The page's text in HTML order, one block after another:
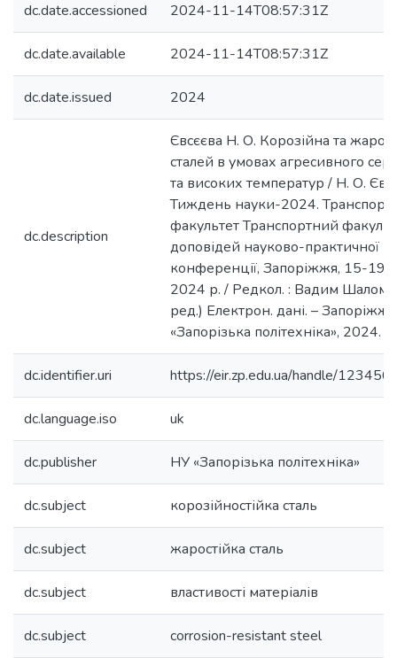
dc.date.accessioned 2024-11-14T08:57:31Z
dc.date.available 2024-11-14T08:57:31Z
dc.date.issued 2024
dc.description
Євсєєва Н. О. Корозійна та
сталей в умовах агресивного
та високих температур / Н. О.
Тиждень науки-2024.
факультет Транспортний
доповідей науково-практичної
конференції, Запоріжжя, 15-19
2024 р. / Редкол. : Вадим
ред.) Електрон. дані. –
«Запорізька політехніка», 2024.
dc.identifier.uri https://eir.zp.edu.ua/handle/
dc.language.iso uk
dc.publisher НУ «Запорізька політехніка»
dc.subject корозійностійка сталь
dc.subject жаростійка сталь
dc.subject властивості матеріалів
dc.subject corrosion-resistant steel